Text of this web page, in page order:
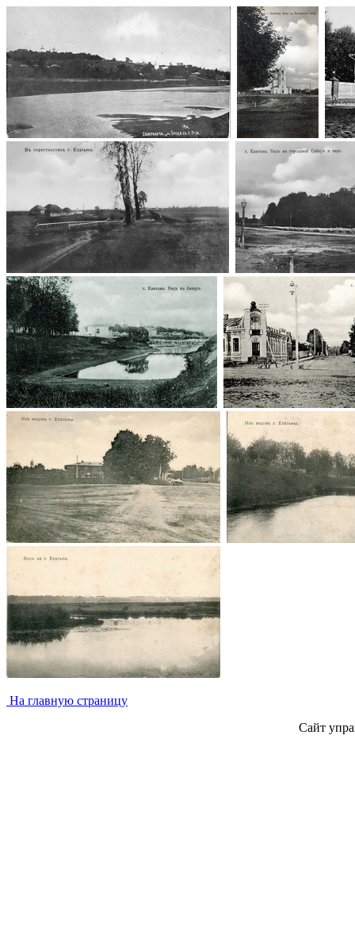
На главную страницу
Сайт